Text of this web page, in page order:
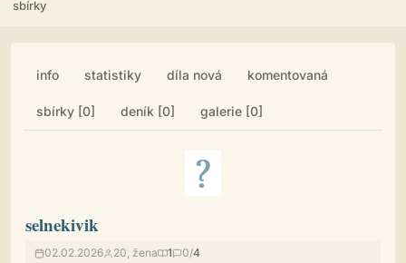
sbírky
info statistiky díla nová komentovaná
sbírky [0] deník [0] galerie [0]
selnekivik
02.02.2026 20, žena 1 0/4